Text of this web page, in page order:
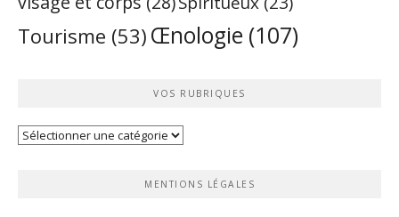
Tourisme (53) Œnologie (107)
VOS RUBRIQUES
Vos
MENTIONS LÉGALES